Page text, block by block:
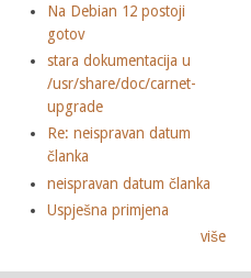
Na Debian 12 postoji
gotov
stara dokumentacija u
/usr/share/doc/carnet-
upgrade
Re: neispravan datum
članka
neispravan datum članka
Uspješna primjena
više